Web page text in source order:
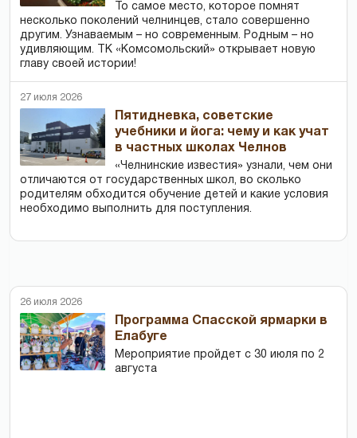
То самое место, которое помнят
несколько поколений челнинцев, стало совершенно
другим. Узнаваемым – но современным. Родным – но
удивляющим. ТК «Комсомольский» открывает новую
главу своей истории!
27 июля 2026
Пятидневка, советские
учебники и йога: чему и как учат
в частных школах Челнов
«Челнинские известия» узнали, чем они
отличаются от государственных школ, во сколько
родителям обходится обучение детей и какие условия
необходимо выполнить для поступления.
26 июля 2026
Программа Спасской ярмарки в
Елабуге
Мероприятие пройдет с 30 июля по 2
августа